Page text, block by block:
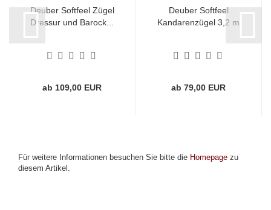
Deuber Softfeel Zügel
Dressur und Barock...
ab 109,00 EUR
Deuber Softfeel
Kandarenzügel 3,2 m
ab 79,00 EUR
Für weitere Informationen besuchen Sie bitte die Homepage zu
diesem Artikel.